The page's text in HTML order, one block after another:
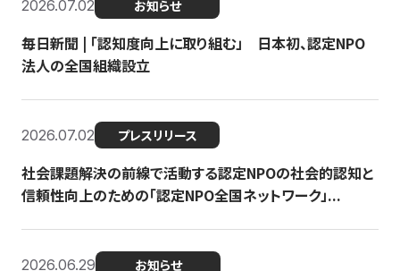
2026.07.02 お知らせ
毎日新聞 | 「認知度向上に取り組む」 日本初、認定NPO
法人の全国組織設立
2026.07.02 プレスリリース
社会課題解決の前線で活動する認定NPOの社会的認知と
信頼性向上のための「認定NPO全国ネットワーク」...
2026.06.29 お知らせ